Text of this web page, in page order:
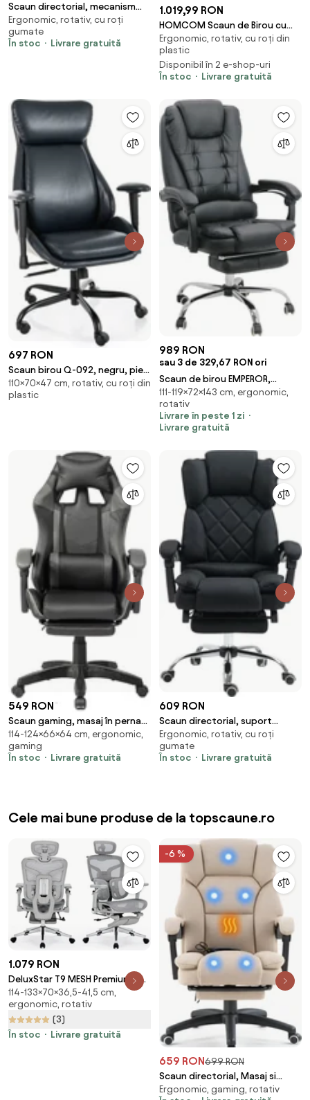
Scaun directorial, mecanism
inclinare/blocare, inaltime
reglabila, rezistent 225 kg, PU,
Negru
Ergonomic, rotativ, cu roți
gumate
În stoc
Livrare gratuită
1.019,99 RON
HOMCOM Scaun de Birou cu
Masaj și Încălzire, Reclinabil, din
Piele PU, cu Telecomandă și
Suport pentru Picioare, Negru |
Aosom Romania
Ergonomic, rotativ, cu roți din
plastic
Disponibil în 2 e-shop-uri
În stoc
Livrare gratuită
697 RON
Scaun birou Q-092, negru, piele
ecologică, 70x47x110 cm
110×70×47 cm, rotativ, cu roți din
plastic
989 RON
sau 3 de 329,67 RON ori
Scaun de birou EMPEROR,
suport pentru picioare, recliner
135 , Piele ecologica, Negru
111-119×72×143 cm, ergonomic,
rotativ
Livrare în peste 1 zi
Livrare gratuită
549 RON
Scaun gaming, masaj în perna
lombară, suport picioare, PU,
Negru/Gri
114-124×66×64 cm, ergonomic,
gaming
În stoc
Livrare gratuită
609 RON
Scaun directorial, suport
picioare, funcție recliner, textil,
Negru
Ergonomic, rotativ, cu roți
gumate
În stoc
Livrare gratuită
Cele mai bune produse de la topscaune.ro
1.079 RON
DeluxStar T9 MESH Premium –
Scaun Ergonomic, Cotiere 6D,
Suport Lombar Adaptiv, Spătar
Reglabil pe Înaltime în 5 poziții,
Mecanism Înclinare/Blocare,
114-133×70×36,5-41,5 cm,
ergonomic, rotativ
(3)
În stoc
Livrare gratuită
-6 %
659 RON699 RON
Scaun directorial, Masaj si
Incalzire in 7 puncte, spatar
Ergonomic, gaming, rotativ